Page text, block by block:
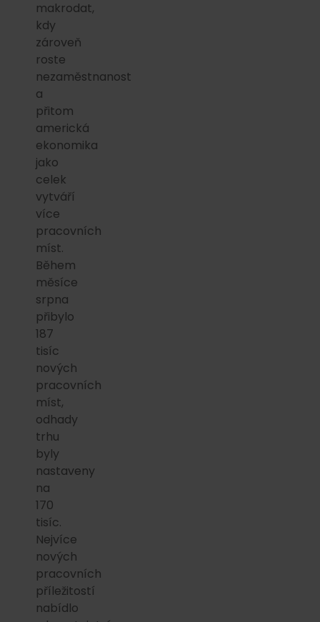
makrodat,
kdy
zároveň
roste
nezaměstnanost
a
přitom
americká
ekonomika
jako
celek
vytváří
více
pracovních
míst.
Během
měsíce
srpna
přibylo
187
tisíc
nových
pracovních
míst,
odhady
trhu
byly
nastaveny
na
170
tisíc.
Nejvíce
nových
pracovních
příležitostí
nabídlo